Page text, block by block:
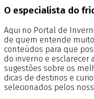
O especialista do
Aqui no Portal de
de quem entende
conteúdos para que
do inverno e esclarecer
sugestões sobre os
dicas de destinos e
selecionados pelos